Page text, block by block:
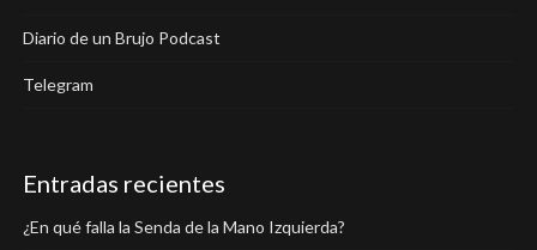
Diario de un Brujo Podcast
Telegram
Entradas recientes
¿En qué falla la Senda de la Mano Izquierda?